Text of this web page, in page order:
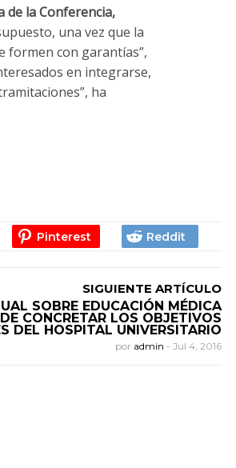
la Conferencia,
una vez que la
formen con garantías”,
en integrarse,
ha
SIGUIENTE ARTÍCULO
SOBRE EDUCACIÓN MÉDICA
CONCRETAR LOS OBJETIVOS
DEL HOSPITAL UNIVERSITARIO
por admin - Jul 4, 2016